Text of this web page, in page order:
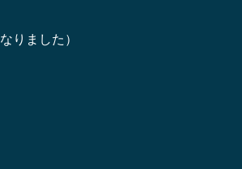
りました）